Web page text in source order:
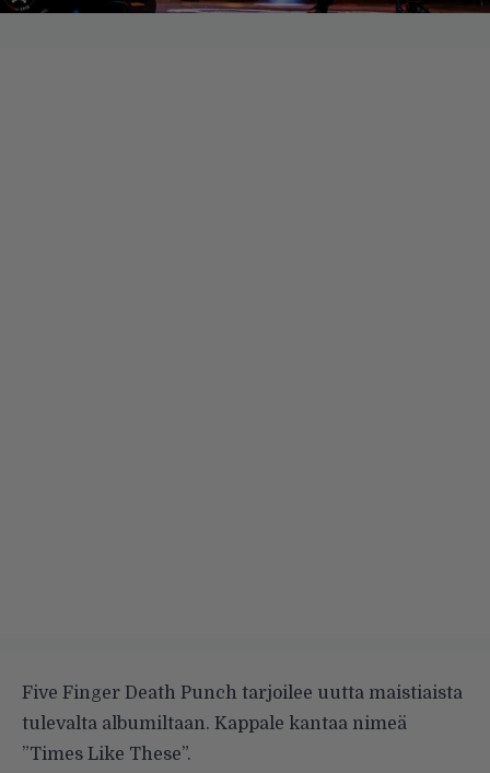
Five Finger Death Punch tarjoilee uutta maistiaista
tulevalta albumiltaan. Kappale kantaa nimeä
”Times Like These”.